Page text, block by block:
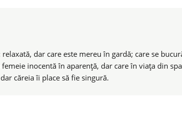
dar care este mereu în gardă; care se
inocentă în aparenţă, dar care în viaţa din
căreia îi place să fie singură.